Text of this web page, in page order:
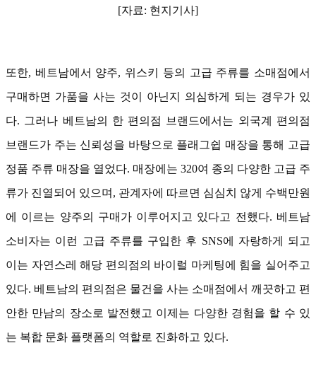
[자료: 현지기사]
또한, 베트남에서 양주, 위스키 등의 고급 주류를 소매점에서
구매하면 가품을 사는 것이 아닌지 의심하게 되는 경우가 있
다. 그러나 베트남의 한 편의점 브랜드에서는 외국계 편의점
브랜드가 주는 신뢰성을 바탕으로 플래그쉽 매장을 통해 고급
정품 주류 매장을 열었다. 매장에는 320여 종의 다양한 고급 주
류가 진열되어 있으며, 관계자에 따르면 심심치 않게 수백만원
에 이르는 양주의 구매가 이루어지고 있다고 전했다. 베트남
소비자는 이런 고급 주류를 구입한 후 SNS에 자랑하게 되고
이는 자연스레 해당 편의점의 바이럴 마케팅에 힘을 실어주고
있다. 베트남의 편의점은 물건을 사는 소매점에서 깨끗하고 편
안한 만남의 장소로 발전했고 이제는 다양한 경험을 할 수 있
는 복합 문화 플랫폼의 역할로 진화하고 있다.